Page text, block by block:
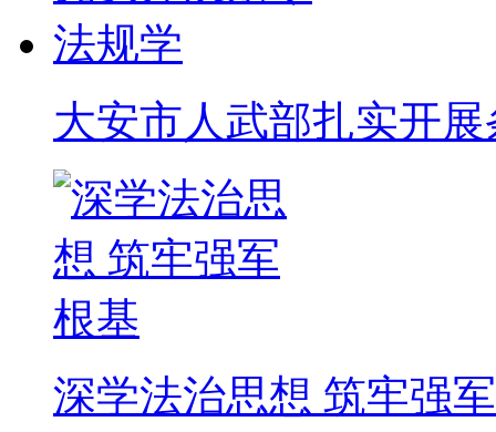
大安市人武部扎实开
深学法治思想 筑牢强